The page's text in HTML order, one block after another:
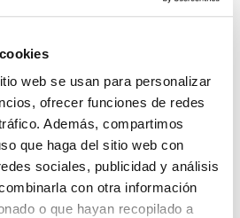
web se usan para personalizar
ofrecer funciones de redes
Además, compartimos
que haga del sitio web con
sociales, publicidad y análisis
con otra información
o que hayan recopilado a